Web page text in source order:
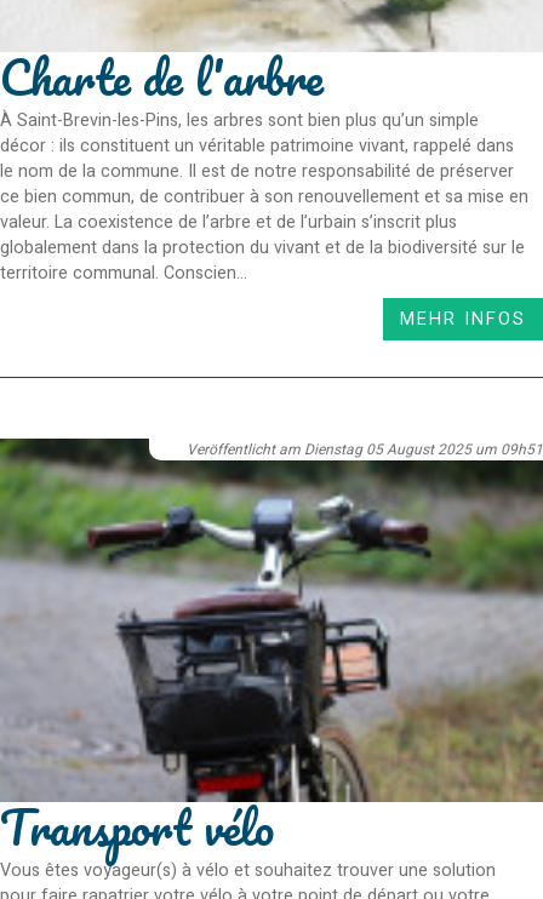
Charte de l'arbre
À Saint-Brevin-les-Pins, les arbres sont bien plus qu’un simple
décor : ils constituent un véritable patrimoine vivant, rappelé dans
le nom de la commune. Il est de notre responsabilité de préserver
ce bien commun, de contribuer à son renouvellement et sa mise en
valeur. La coexistence de l’arbre et de l’urbain s’inscrit plus
globalement dans la protection du vivant et de la biodiversité sur le
territoire communal. Conscien...
MEHR INFOS
Transport vélo
Vous êtes voyageur(s) à vélo et souhaitez trouver une solution
Veröffentlicht am Dienstag 05 August 2025 um 09h51